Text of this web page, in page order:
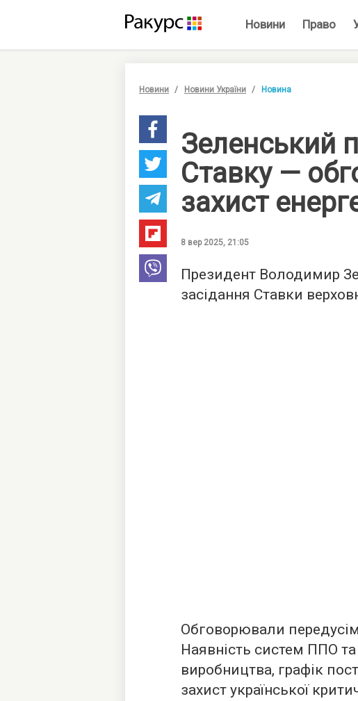
Новини Право
Новини Новини України Новина
Зеленський
Ставку —
захист
8 вер 2025, 21:05
Президент Володимир
засідання Ставки
Обговорювали
Наявність систем ППО
виробництва, графік
захист української